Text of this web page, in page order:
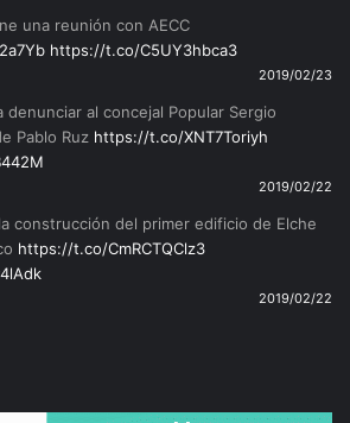
una reunión con AECC
https://t.co/C5UY3hbca3
2019/02/23
denunciar al concejal Popular Sergio
Pablo Ruz https://t.co/XNT7Toriyh
2019/02/22
construcción del primer edificio de Elche
https://t.co/CmRCTQClz3
2019/02/22